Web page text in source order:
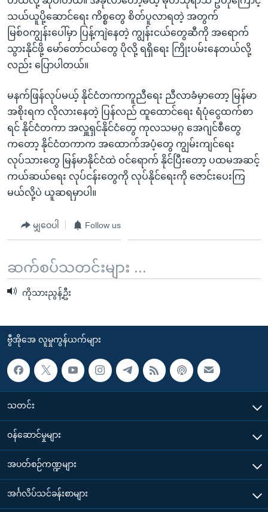
သယ်ယူပို့ဆောင်ရေး ကိစ္စတွေ စိတ်ပူလာရတဲ့ အတွက်
မြစ်ဝကျွန်းပေါ်မှာ ပြန့်ကျဲနေတဲ့ ကျွန်းငယ်တွေဆီကို အရောက်
သွားနိုင်ဖို့ မော်တော်ငယ်တွေ ပိုလို့ ရရှိရေး ကြိုးပမ်းနေတယ်လို့
လည်း ပြောပါတယ်။
မနက်ဖြန်လုပ်မယ့် နိုင်ငံတကာကူညီရေး ညီလာခံမှာတော့ မြန်မာ
အစိုးရက လိုလားနေတဲ့ ပြန်လည် ထူထောင်ရေး ရံပုံငွေထက်စာ
ရင် နိုင်ငံတကာ အလှူရှင်နိုင်ငံတွေ ကုလသမဂ္ဂ အေဂျင်စီတွေ
ကတော့ နိုင်ငံတကာက အထောက်အပံ့တွေ ကျွမ်းကျင်ရေး
လုပ်သားတွေ မြန်မာနိုင်ငံထဲ ဝင်ရောက် နိုင်ပြီးတော့ ပထမအဆင့်
ကယ်ဆယ်ရေး လုပ်ငန်းတွေကို လုပ်နိုင်ရေးကို ဇောင်းပေးကြ
မယ်လို့ပဲ ယူဆရမှာပါ။
မျှဝေပါ Follow us
ဆက်စပ်သတင်းများ ...
ကိုသားညွန့်ဦး
ဗွီအိုအေ လူမှုကွန်ယက်များ
သတင်း
၀န်ဆောင်မှုများ
အပတ်စဉ်ကဏ္ဍများ
အင်္ဂလိပ်သင်ခန်းစာများ